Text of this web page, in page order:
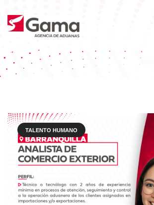
Yearly Archives: 2024
Home
TALENTO HUMANO